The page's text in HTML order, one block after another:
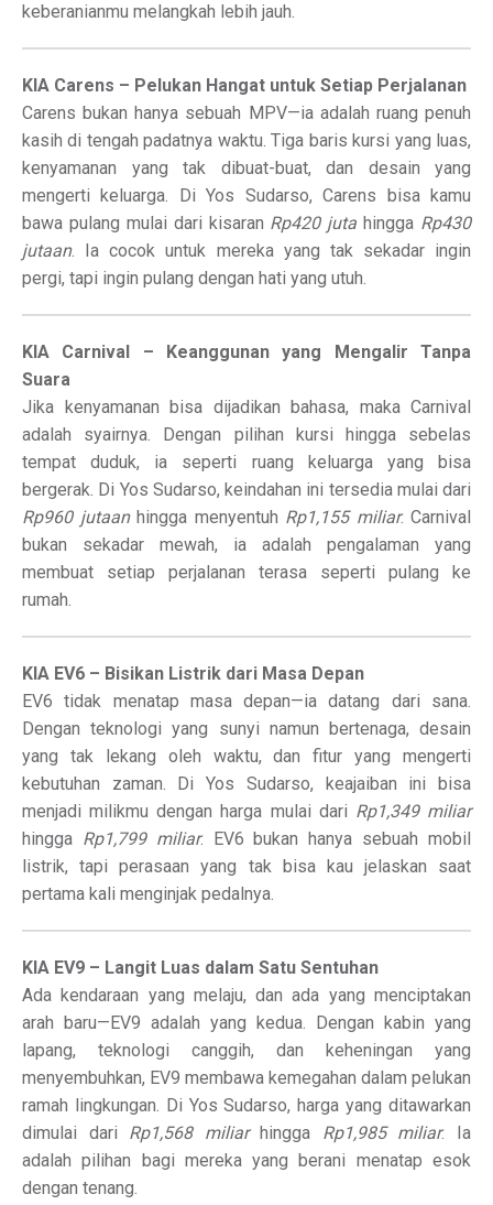
keberanianmu melangkah lebih jauh.
KIA Carens – Pelukan Hangat untuk Setiap Perjalanan
Carens bukan hanya sebuah MPV—ia adalah ruang penuh
kasih di tengah padatnya waktu. Tiga baris kursi yang luas,
kenyamanan yang tak dibuat-buat, dan desain yang
mengerti keluarga. Di Yos Sudarso, Carens bisa kamu
bawa pulang mulai dari kisaran Rp420 juta hingga Rp430
jutaan. Ia cocok untuk mereka yang tak sekadar ingin
pergi, tapi ingin pulang dengan hati yang utuh.
KIA Carnival – Keanggunan yang Mengalir Tanpa
Suara
Jika kenyamanan bisa dijadikan bahasa, maka Carnival
adalah syairnya. Dengan pilihan kursi hingga sebelas
tempat duduk, ia seperti ruang keluarga yang bisa
bergerak. Di Yos Sudarso, keindahan ini tersedia mulai dari
Rp960 jutaanhingga menyentuh Rp1,155 miliar. Carnival
bukan sekadar mewah, ia adalah pengalaman yang
membuat setiap perjalanan terasa seperti pulang ke
rumah.
KIA EV6 – Bisikan Listrik dari Masa Depan
EV6 tidak menatap masa depan—ia datang dari sana.
Dengan teknologi yang sunyi namun bertenaga, desain
yang tak lekang oleh waktu, dan fitur yang mengerti
kebutuhan zaman. Di Yos Sudarso, keajaiban ini bisa
menjadi milikmu dengan harga mulai dari Rp1,349 miliar
hingga Rp1,799 miliar. EV6 bukan hanya sebuah mobil
listrik, tapi perasaan yang tak bisa kau jelaskan saat
pertama kali menginjak pedalnya.
KIA EV9 – Langit Luas dalam Satu Sentuhan
Ada kendaraan yang melaju, dan ada yang menciptakan
arah baru—EV9 adalah yang kedua. Dengan kabin yang
lapang, teknologi canggih, dan keheningan yang
menyembuhkan, EV9 membawa kemegahan dalam pelukan
ramah lingkungan. Di Yos Sudarso, harga yang ditawarkan
dimulai dari Rp1,568 miliarhingga Rp1,985 miliar. Ia
adalah pilihan bagi mereka yang berani menatap esok
dengan tenang.